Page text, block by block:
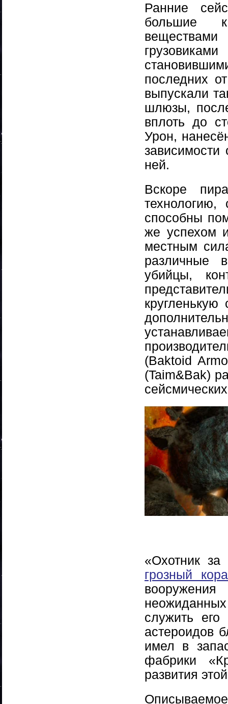
Ранние
большие
последних
выпускали
шлюзы,
вплоть до
Урон,
ней.
Вскоре
способны
же успехом
местным
различные
убийцы,
(Baktoid
(Taim&Bak)
«Охотник за
грозный
служить
астероидов
имел в
фабрики
развития